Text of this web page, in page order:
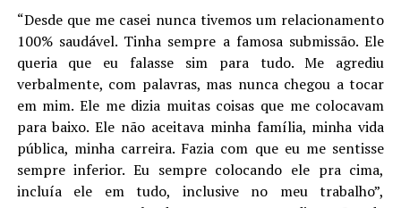
“Desde que me casei nunca tivemos um relacionamento
100% saudável. Tinha sempre a famosa submissão. Ele
queria que eu falasse sim para tudo. Me agrediu
verbalmente, com palavras, mas nunca chegou a tocar
em mim. Ele me dizia muitas coisas que me colocavam
para baixo. Ele não aceitava minha família, minha vida
pública, minha carreira. Fazia com que eu me sentisse
sempre inferior. Eu sempre colocando ele pra cima,
incluía ele em tudo, inclusive no meu trabalho”,